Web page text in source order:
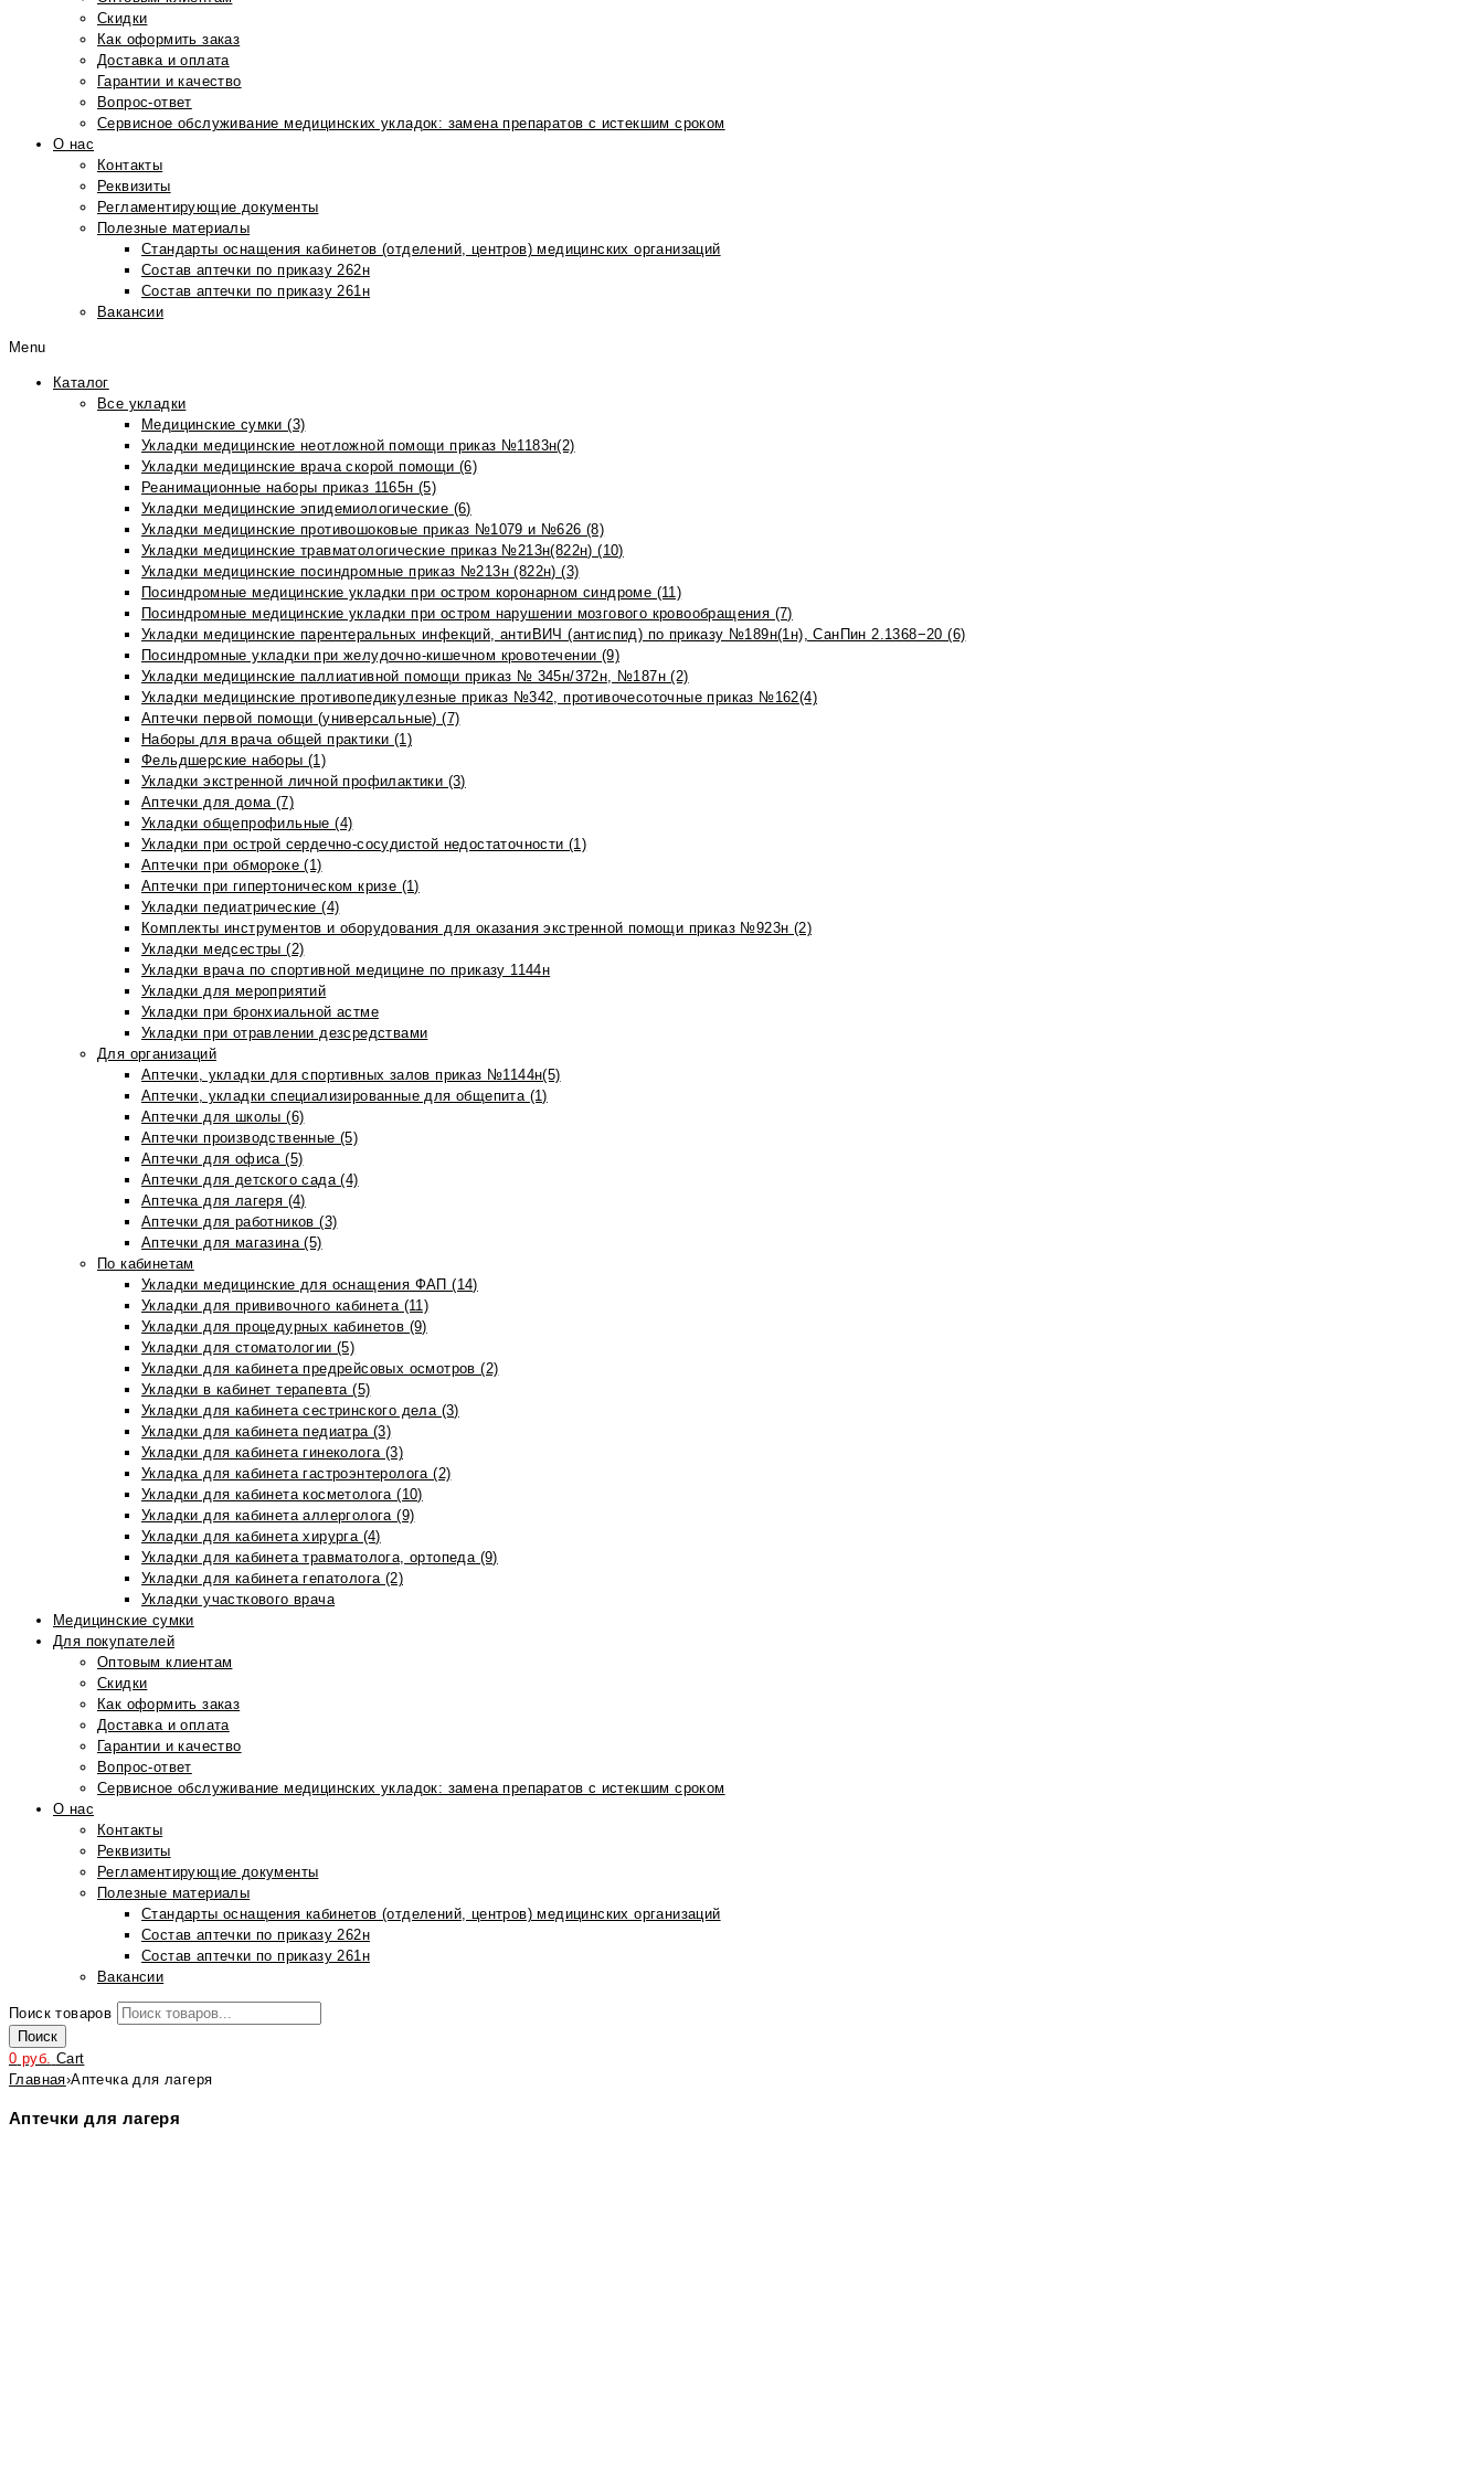
Скидки
Как оформить заказ
Доставка и оплата
Гарантии и качество
Вопрос-ответ
Сервисное обслуживание медицинских укладок: замена препаратов с истекшим сроком
О нас
Контакты
Реквизиты
Регламентирующие документы
Полезные материалы
Стандарты оснащения кабинетов (отделений, центров) медицинских организаций
Состав аптечки по приказу 262н
Состав аптечки по приказу 261н
Вакансии
Menu
Каталог
Все укладки
Медицинские сумки (3)
Укладки медицинские неотложной помощи приказ №1183н(2)
Укладки медицинские врача скорой помощи (6)
Реанимационные наборы приказ 1165н (5)
Укладки медицинские эпидемиологические (6)
Укладки медицинские противошоковые приказ №1079 и №626 (8)
Укладки медицинские травматологические приказ №213н(822н) (10)
Укладки медицинские посиндромные приказ №213н (822н) (3)
Посиндромные медицинские укладки при остром коронарном синдроме (11)
Посиндромные медицинские укладки при остром нарушении мозгового кровообращения (7)
Укладки медицинские парентеральных инфекций, антиВИЧ (антиспид) по приказу №189н(1н), СанПин 2.1368−20 (6)
Посиндромные укладки при желудочно-кишечном кровотечении (9)
Укладки медицинские паллиативной помощи приказ № 345н/372н, №187н (2)
Укладки медицинские противопедикулезные приказ №342, противочесоточные приказ №162(4)
Аптечки первой помощи (универсальные) (7)
Наборы для врача общей практики (1)
Фельдшерские наборы (1)
Укладки экстренной личной профилактики (3)
Аптечки для дома (7)
Укладки общепрофильные (4)
Укладки при острой сердечно-сосудистой недостаточности (1)
Аптечки при обмороке (1)
Аптечки при гипертоническом кризе (1)
Укладки педиатрические (4)
Комплекты инструментов и оборудования для оказания экстренной помощи приказ №923н (2)
Укладки медсестры (2)
Укладки врача по спортивной медицине по приказу 1144н
Укладки для мероприятий
Укладки при бронхиальной астме
Укладки при отравлении дезсредствами
Для организаций
Аптечки, укладки для спортивных залов приказ №1144н(5)
Аптечки, укладки специализированные для общепита (1)
Аптечки для школы (6)
Аптечки производственные (5)
Аптечки для офиса (5)
Аптечки для детского сада (4)
Аптечка для лагеря (4)
Аптечки для работников (3)
Аптечки для магазина (5)
По кабинетам
Укладки медицинские для оснащения ФАП (14)
Укладки для прививочного кабинета (11)
Укладки для процедурных кабинетов (9)
Укладки для стоматологии (5)
Укладки для кабинета предрейсовых осмотров (2)
Укладки в кабинет терапевта (5)
Укладки для кабинета сестринского дела (3)
Укладки для кабинета педиатра (3)
Укладки для кабинета гинеколога (3)
Укладка для кабинета гастроэнтеролога (2)
Укладки для кабинета косметолога (10)
Укладки для кабинета аллерголога (9)
Укладки для кабинета хирурга (4)
Укладки для кабинета травматолога, ортопеда (9)
Укладки для кабинета гепатолога (2)
Укладки участкового врача
Медицинские сумки
Для покупателей
Оптовым клиентам
Скидки
Как оформить заказ
Доставка и оплата
Гарантии и качество
Вопрос-ответ
Сервисное обслуживание медицинских укладок: замена препаратов с истекшим сроком
О нас
Контакты
Реквизиты
Регламентирующие документы
Полезные материалы
Стандарты оснащения кабинетов (отделений, центров) медицинских организаций
Состав аптечки по приказу 262н
Состав аптечки по приказу 261н
Вакансии
Поиск товаров
Поиск
0 руб. Cart
Главная›Аптечка для лагеря
Аптечки для лагеря